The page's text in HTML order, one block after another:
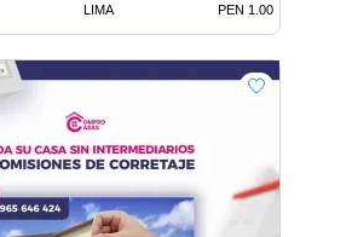
LIMA PEN 1.00